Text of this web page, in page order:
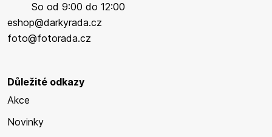
So od 9:00 do 12:00
eshop@darkyrada.cz
foto@fotorada.cz
Důležité odkazy
Akce
Novinky